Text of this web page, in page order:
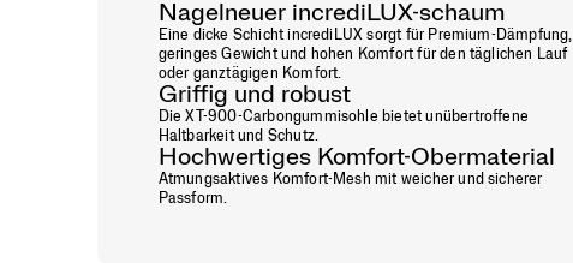
Nagelneuer incrediLUX-schaum
Eine dicke Schicht incrediLUX sorgt für Premium-Dämpfung,
geringes Gewicht und hohen Komfort für den täglichen Lauf
oder ganztägigen Komfort.
Griffig und robust
Die XT-900-Carbongummisohle bietet unübertroffene
Haltbarkeit und Schutz.
Hochwertiges Komfort-Obermaterial
Atmungsaktives Komfort-Mesh mit weicher und sicherer
Passform.